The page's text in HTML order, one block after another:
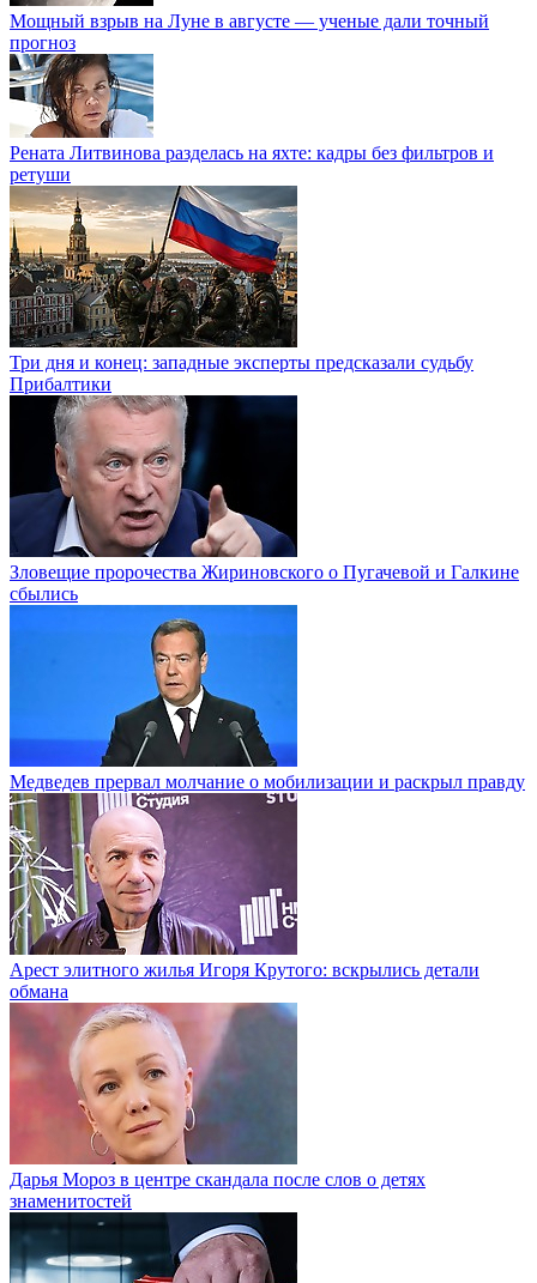
Мощный взрыв на Луне в августе — ученые дали точный
прогноз
Рената Литвинова разделась на яхте: кадры без фильтров и
ретуши
Три дня и конец: западные эксперты предсказали судьбу
Прибалтики
Зловещие пророчества Жириновского о Пугачевой и Галкине
сбылись
Медведев прервал молчание о мобилизации и раскрыл правду
Арест элитного жилья Игоря Крутого: вскрылись детали
обмана
Дарья Мороз в центре скандала после слов о детях
знаменитостей